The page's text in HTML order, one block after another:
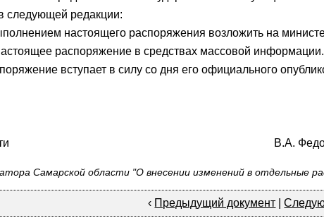
следующей редакции:
настоящего распоряжения возложить на
распоряжение в средствах массовой информации.
вступает в силу со дня его официального
области В.А.
Самарской области "О внесении изменений в отдельные
‹ Предыдущий документ |